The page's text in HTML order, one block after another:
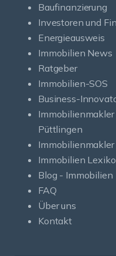
Baufinanzierung
Investoren und
Energieausweis
Immobilien News
Ratgeber
Immobilien-SOS
Business-
Püttlingen
Immobilien
Blog - Immobilien
FAQ
Über uns
Kontakt